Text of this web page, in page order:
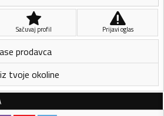
Sačuvaj profil Prijavi oglas
prodavca
tvoje okoline